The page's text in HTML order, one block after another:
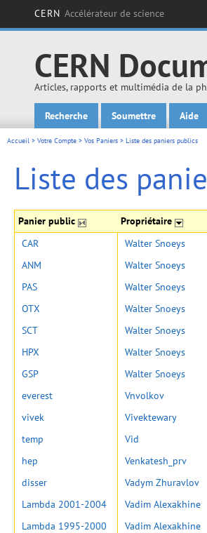
CERN Accélérateur de science
CERN
Articles, rapports et multimédia de la
Main menu
Recherche Soumettre Aide
Accueil > Votre Compte > Vos Paniers > Liste des paniers publics
Liste des
Panier public Propriétaire
CAR Walter Snoeys
ANM
Walter Snoeys
PAS
Walter Snoeys
OTX
Walter Snoeys
SCT
Walter Snoeys
HPX
Walter Snoeys
GSP
Walter Snoeys
everest
Vnvolkov
vivek
Vivektewary
temp
Vid
hep
Venkatesh_prv
disser
Vadym Zhuravlov
Lambda 2001-2004
Vadim Alexakhine
Lambda 1995-2000
Vadim Alexakhine